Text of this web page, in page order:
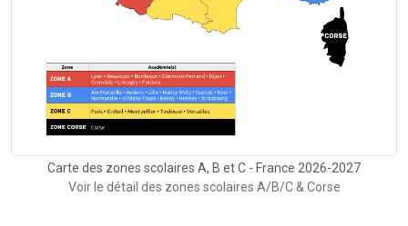
Carte des zones scolaires A, B et C - France 2026-2027
Voir le détail des zones scolaires A/B/C & Corse